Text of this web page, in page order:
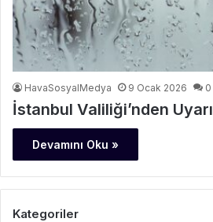
HavaSosyalMedya 9 Ocak 2026 0
İstanbul Valiliği’nden Uyarı
Devamını Oku »
Kategoriler